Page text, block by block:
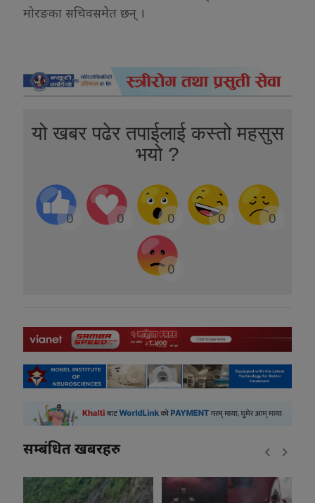
मोरङका सचिवसमेत छन् ।
यो खबर पढेर तपाईलाई कस्तो महसुस
भयो ?
0 0 0 0 0
0
सम्बंधित खबरहरु